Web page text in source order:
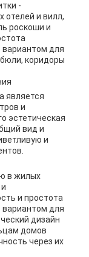
-
отелей и вилл,
роскоши и
для
коридоры
является
и
эстетическая
вид и
и
в жилых
и простота
для
дизайн
домов
через их